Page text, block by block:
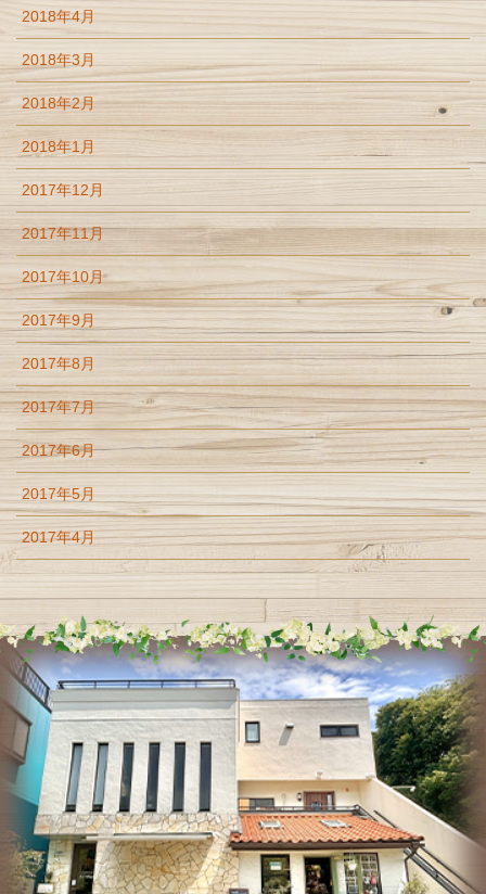
2018年4月
2018年3月
2018年2月
2018年1月
2017年12月
2017年11月
2017年10月
2017年9月
2017年8月
2017年7月
2017年6月
2017年5月
2017年4月